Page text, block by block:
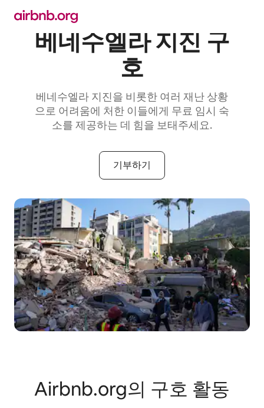
바로가기
베네수엘라 지진 구
호
베네수엘라 지진을 비롯한 여러 재난 상황
으로 어려움에 처한 이들에게 무료 임시 숙
소를 제공하는 데 힘을 보태주세요.
기부하기
Airbnb.org의 구호 활동